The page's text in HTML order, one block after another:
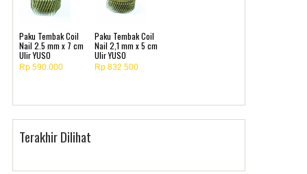
Paku Tembak Coil
Nail 2.5 mm x 7 cm
Ulir YUSO
Rp 590.000
Paku Tembak Coil
Nail 2,1 mm x 5 cm
Ulir YUSO
Rp 832.500
Terakhir Dilihat